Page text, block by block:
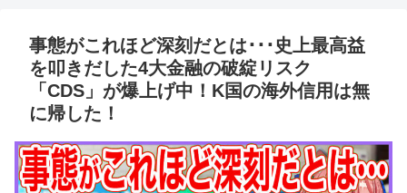
事態がこれほど深刻だとは･･･史上最高益
を叩きだした4大金融の破綻リスク
「CDS」が爆上げ中！K国の海外信用は無
に帰した！